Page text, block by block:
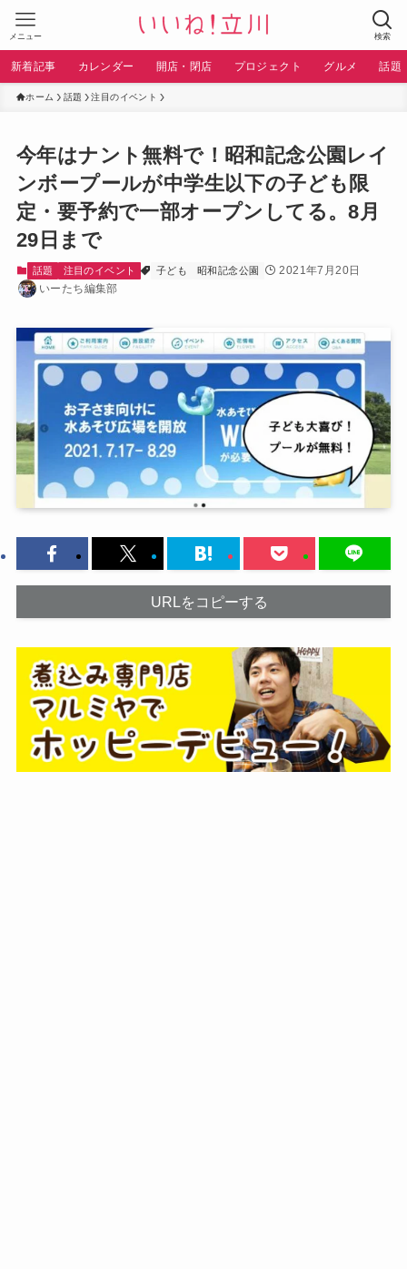
検索
メニュー
新着記事 カレンダー 開店・閉店 プロジェクト グルメ 話題
ホーム 話題 注目のイベント
今年はナント無料で！昭和記念公園レイ
ンボープールが中学生以下の子ども限
定・要予約で一部オープンしてる。8月
29日まで
話題 注目のイベント 子ども 昭和記念公園
2021年7月20日
いーたち編集部
URLをコピーする